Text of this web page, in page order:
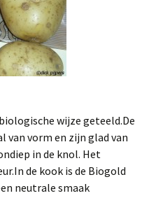
wijze geteeld.De
vorm en zijn glad van
in de knol. Het
de kook is de Biogold
neutrale smaak